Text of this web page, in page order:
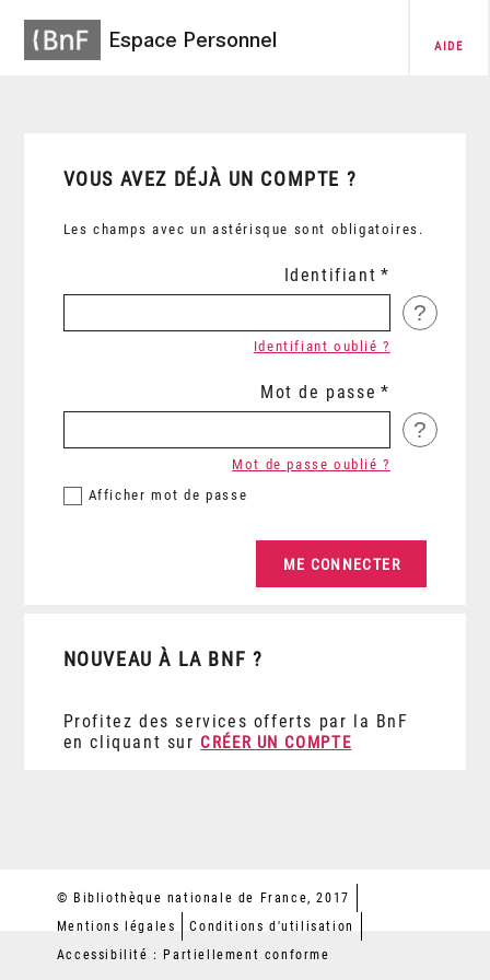
Espace Personnel AIDE
VOUS AVEZ DÉJÀ UN COMPTE ?
Les champs avec un astérisque sont obligatoires.
Identifiant
?
Identifiant oublié ?
Mot de passe
?
Afficher mot de passe
Mot de passe oublié ?
NOUVEAU À LA BNF ?
Profitez des services offerts par la BnF
en cliquant sur CRÉER UN COMPTE
© Bibliothèque nationale de France, 2017
Mentions légales
Conditions d'utilisation
Accessibilité : Partiellement conforme